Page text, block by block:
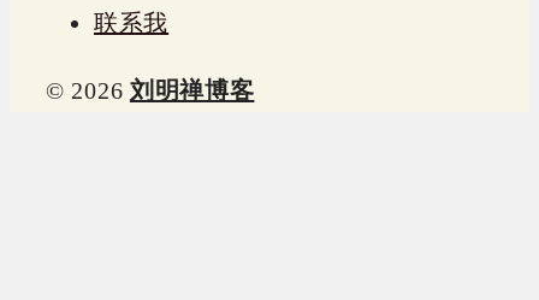
联系我
© 2026 刘明禅博客